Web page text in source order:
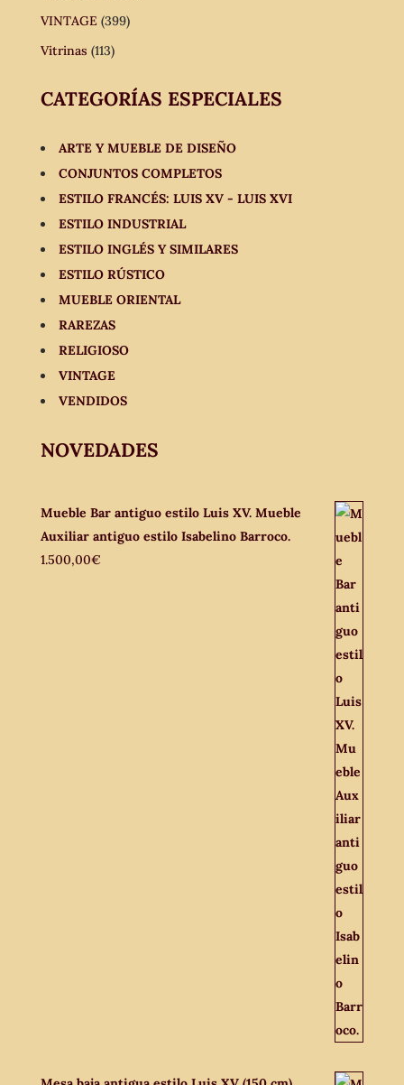
VINTAGE (399)
Vitrinas (113)
CATEGORÍAS ESPECIALES
ARTE Y MUEBLE DE DISEÑO
CONJUNTOS COMPLETOS
ESTILO FRANCÉS: LUIS XV - LUIS XVI
ESTILO INDUSTRIAL
ESTILO INGLÉS Y SIMILARES
ESTILO RÚSTICO
MUEBLE ORIENTAL
RAREZAS
RELIGIOSO
VINTAGE
VENDIDOS
NOVEDADES
Mueble Bar antiguo estilo Luis XV. Mueble
Auxiliar antiguo estilo Isabelino Barroco.
1.500,00€